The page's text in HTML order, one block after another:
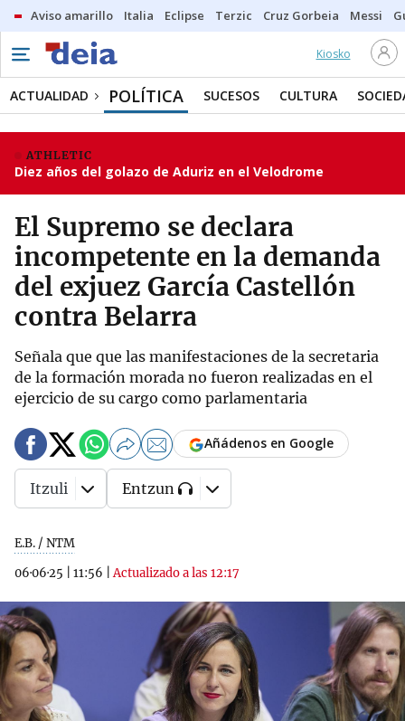
Aviso amarillo Italia Eclipse Terzic Cruz Gorbeia Messi
Kiosko
ACTUALIDAD POLÍTICA SUCESOS CULTURA
ATHLETIC
Diez años del golazo de Aduriz en el Velodrome
El Supremo se declara
incompetente en la demanda
del exjuez García Castellón
contra Belarra
Señala que que las manifestaciones de la secretaria
de la formación morada no fueron realizadas en el
ejercicio de su cargo como parlamentaria
E.B. / NTM
06·06·25
11:56 |Actualizado a las 12:17
Añádenos en Google
Itzuli Entzun